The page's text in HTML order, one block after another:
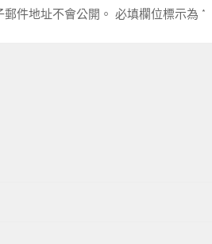
件地址不會公開。 必填欄位標示為 *